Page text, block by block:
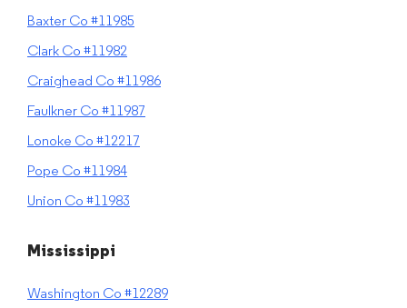
Baxter Co #11985
Clark Co #11982
Craighead Co #11986
Faulkner Co #11987
Lonoke Co #12217
Pope Co #11984
Union Co #11983
Mississippi
Washington Co #12289